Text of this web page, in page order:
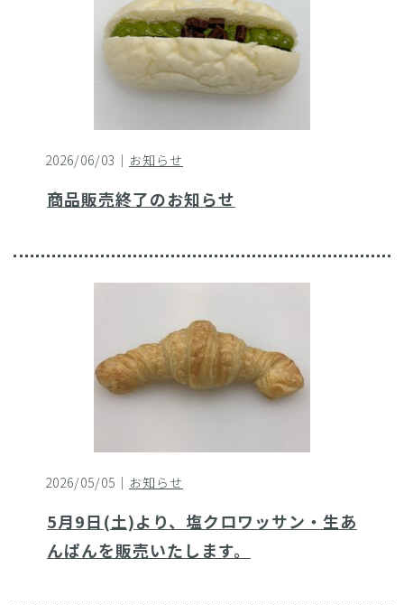
2026/06/03｜ お知らせ
商品販売終了のお知らせ
2026/05/05｜ お知らせ
5月9日(土)より、塩クロワッサン・生あ
んぱんを販売いたします。